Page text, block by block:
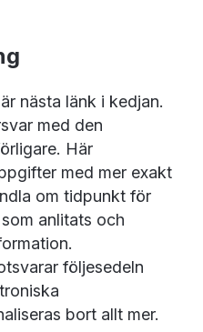
är nästa länk i kedjan.
med den
Här
med mer exakt
om tidpunkt för
anlitats och
följesedeln
bort allt mer.